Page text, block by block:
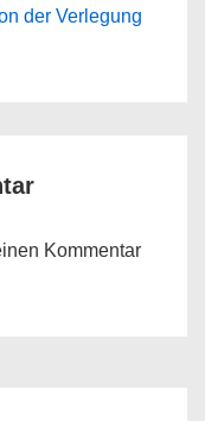
der Verlegung
Kommentar